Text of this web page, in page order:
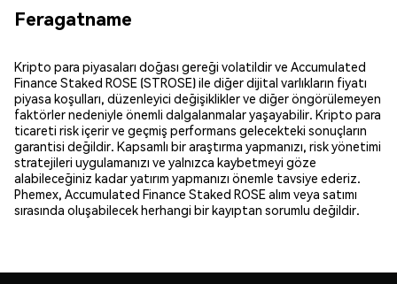
Feragatname
Kripto para piyasaları doğası gereği volatildir ve Accumulated
Finance Staked ROSE (STROSE) ile diğer dijital varlıkların fiyatı
piyasa koşulları, düzenleyici değişiklikler ve diğer öngörülemeyen
faktörler nedeniyle önemli dalgalanmalar yaşayabilir. Kripto para
ticareti risk içerir ve geçmiş performans gelecekteki sonuçların
garantisi değildir. Kapsamlı bir araştırma yapmanızı, risk yönetimi
stratejileri uygulamanızı ve yalnızca kaybetmeyi göze
alabileceğiniz kadar yatırım yapmanızı önemle tavsiye ederiz.
Phemex, Accumulated Finance Staked ROSE alım veya satımı
sırasında oluşabilecek herhangi bir kayıptan sorumlu değildir.